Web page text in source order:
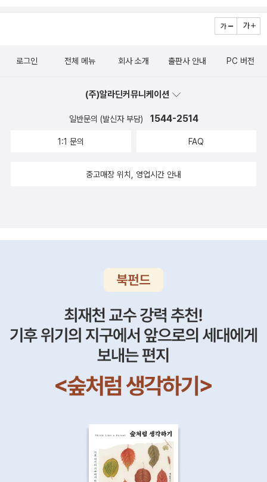
교 전략 덕택에 중국은 세계 역사상 유례를 찾을 수 없는 고도 경제성
장을 달성할 수 있었던 것이다. 이제 중국은 세계 3위의 경제력에 걸
맞게 국제사회에서 더 큰 책임과 역할을 수행하고자 적극적인 외교
을 내건 중국이 가장 강력한 경쟁국인 미국에 대해 전략적 경계를 늦
관계 개선을 통해 미국의 패권 독주를 견제하고 경제적 발전을 꾀하
는 전략을 취하고 있음을 보여준다. 또한 자국 내의 반일 정서를 뛰어
입하고 있는 중국의 행보를 통해 동아시아에서의 영향력 확대와 경제
지해왔으나 중국의 부상 등과 같이 급격하게 달라진 국제정세를 적극
다. 일본 외교는 시시각각 변하는 국제질서의 대세를 현실적으로 수
용하고 이에 적극적으로 대처해 나가는 실리 추구의 외교 행보를 특
징으로 해왔다. 저자는‘약한 중국이 강한 중국으로’급변하는 등 국제
정치의 기본구조가 뿌리부터 흔들리는 대전환기를 맞아 일본의 외교
적 대응이 어떻게 변화하고 있는지를 보여준다. 그리고 그를 통해 현
재 일본 외교가 가지고 있는 고민과 자국 내에서 제기되고 있는 문제
라는 양대 기조를 축으로 하는 대립형 대외전략으로 일관해왔다. 하
지만 대립형 외교전략의 배경이 사라졌거나 현저히 변화하게 된 오늘
날, 한국은 외교전략을 전면 수정해야 하는 기로에 서 있다고 할 것이
로그인 전체 메뉴 회사 소개 출판사 안내 PC 버전
(주)알라딘커뮤니케이션
일반문의 (발신자 부담) 1544-2514
1:1 문의 FAQ
중고매장 위치, 영업시간 안내